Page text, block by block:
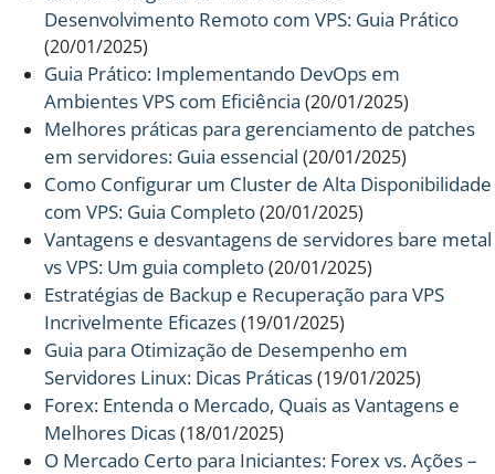
Desenvolvimento Remoto com VPS: Guia Prático
(20/01/2025)
Guia Prático: Implementando DevOps em
Ambientes VPS com Eficiência (20/01/2025)
Melhores práticas para gerenciamento de patches
em servidores: Guia essencial (20/01/2025)
Como Configurar um Cluster de Alta Disponibilidade
com VPS: Guia Completo(20/01/2025)
Vantagens e desvantagens de servidores bare metal
vs VPS: Um guia completo(20/01/2025)
Estratégias de Backup e Recuperação para VPS
Incrivelmente Eficazes(19/01/2025)
Guia para Otimização de Desempenho em
Servidores Linux: Dicas Práticas(19/01/2025)
Forex: Entenda o Mercado, Quais as Vantagens e
Melhores Dicas(18/01/2025)
O Mercado Certo para Iniciantes: Forex vs. Ações –